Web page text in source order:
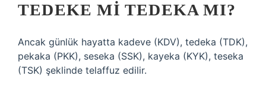
TEDEKE MI TEDEKA MI?
Ancak günlük hayatta kadeve (KDV), tedeka (TDK),
pekaka (PKK), seseka (SSK), kayeka (KYK), teseka
(TSK) şeklinde telaffuz edilir.